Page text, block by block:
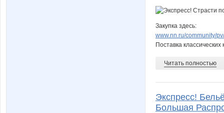
Закупка здесь:
www.nn.ru/community/
Поставка
Читать полностью
Экспресс!
Большая